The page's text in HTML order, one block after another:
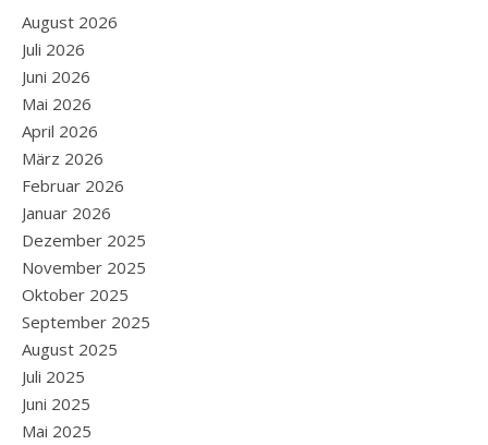
August 2026
Juli 2026
Juni 2026
Mai 2026
April 2026
März 2026
Februar 2026
Januar 2026
Dezember 2025
November 2025
Oktober 2025
September 2025
August 2025
Juli 2025
Juni 2025
Mai 2025